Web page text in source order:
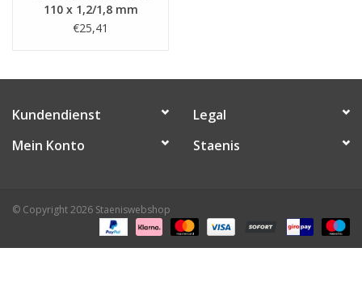
110 x 1,2/1,8 mm
€25,41
Kundendienst
Legal
Mein Konto
Staenis
© Copyright 2026 Staeniswebshop